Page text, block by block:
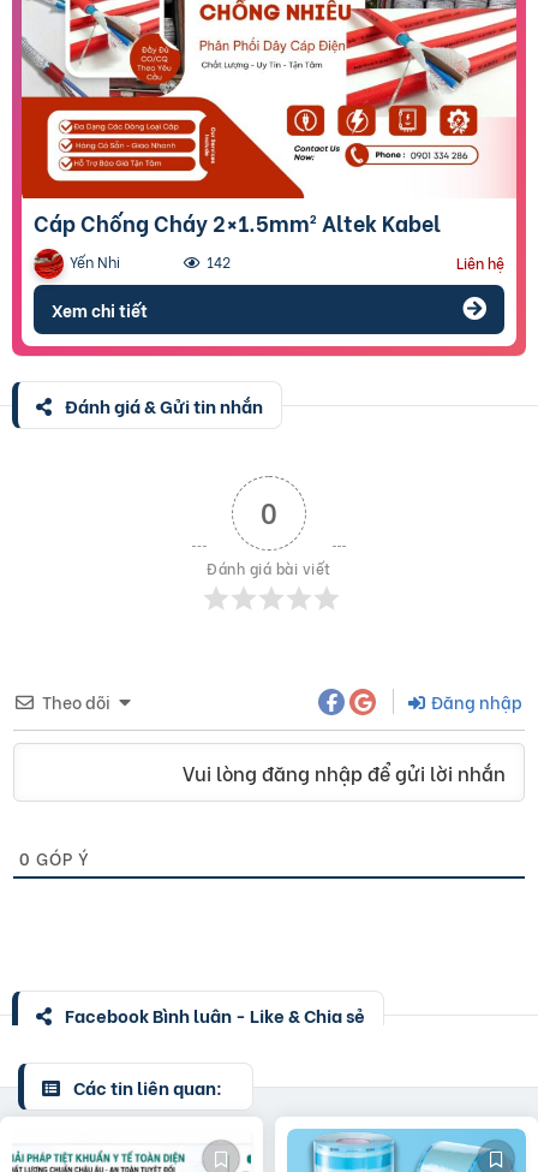
Cáp Chống Cháy 2×1.5mm² Altek Kabel
Yến Nhi 142 Liên hệ
Xem chi tiết
Đánh giá & Gửi tin nhắn
0
Đánh giá bài viết
Theo dõi Đăng nhập
Vui lòng đăng nhập để gửi lời nhắn
0 GÓP Ý
Facebook Bình luận - Like & Chia sẻ
Các tin liên quan: